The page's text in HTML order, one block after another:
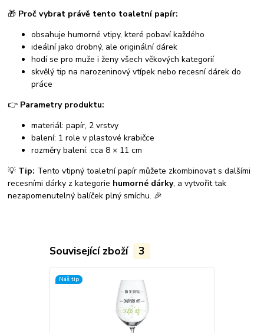
🎁 Proč vybrat právě tento toaletní papír:
obsahuje humorné vtipy, které pobaví každého
ideální jako drobný, ale originální dárek
hodí se pro muže i ženy všech věkových kategorií
skvělý tip na narozeninový vtípek nebo recesní dárek do
práce
👉 Parametry produktu:
materiál: papír, 2 vrstvy
balení: 1 role v plastové krabičce
rozměry balení: cca 8 × 11 cm
💡 Tip: Tento vtipný toaletní papír můžete zkombinovat s dalšími
recesními dárky z kategorie humorné dárky, a vytvořit tak
nezapomenutelný balíček plný smíchu. 🎉
Související zboží 3
Náš tip